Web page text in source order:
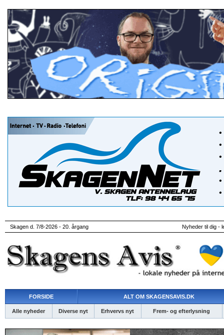
Skagen d. 7/8-2026 - 20. årgang Nyheder til dig -
FORSIDE ALT OM SKAGENSAVIS.DK
Alle nyheder Diverse nyt Erhvervs nyt Frem- og efterlysning